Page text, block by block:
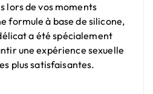
lors de vos moments
formule à base de silicone,
a été spécialement
une expérience sexuelle
plus satisfaisantes.